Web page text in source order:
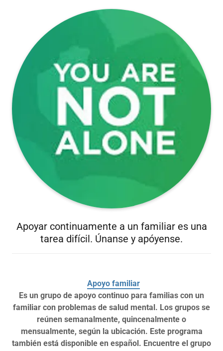
Apoyar continuamente a un familiar es una
tarea difícil. Únanse y apóyense.
Apoyo familiar
Es un grupo de apoyo continuo para familias con un
familiar con problemas de salud mental. Los grupos se
reúnen semanalmente, quincenalmente o
mensualmente, según la ubicación. Este programa
también está disponible en español. Encuentre el grupo